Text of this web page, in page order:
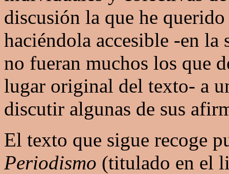
discusión la que he
haciéndola accesible -en la
no fueran muchos los que
lugar original del texto- a
discutir algunas de sus
El texto que sigue recoge
Periodismo (titulado en el